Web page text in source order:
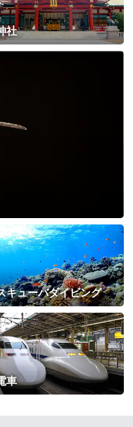
社
キューバダイビング
車